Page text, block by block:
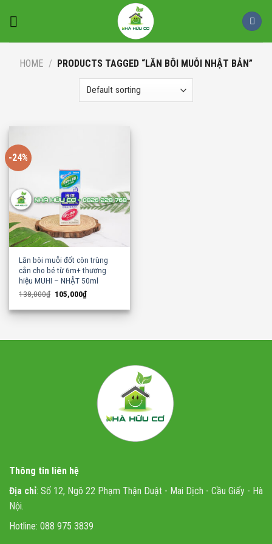
HOME / PRODUCTS TAGGED “LĂN BÔI MUỖI NHẬT BẢN”
-24%
Lăn bôi muỗi đốt côn trùng
cắn cho bé từ 6m+ thương
hiệu MUHI – NHẬT 50ml
138,000₫ Original
price
was:
138,000₫.
105,000₫Current
is:
105,000₫.
Thông tin liên hệ
Địa chỉ: Số 12, Ngõ 22 Phạm Thận Duật - Mai Dịch - Cầu Giấy - Hà
Nội.
Hotline: 088 975 3839